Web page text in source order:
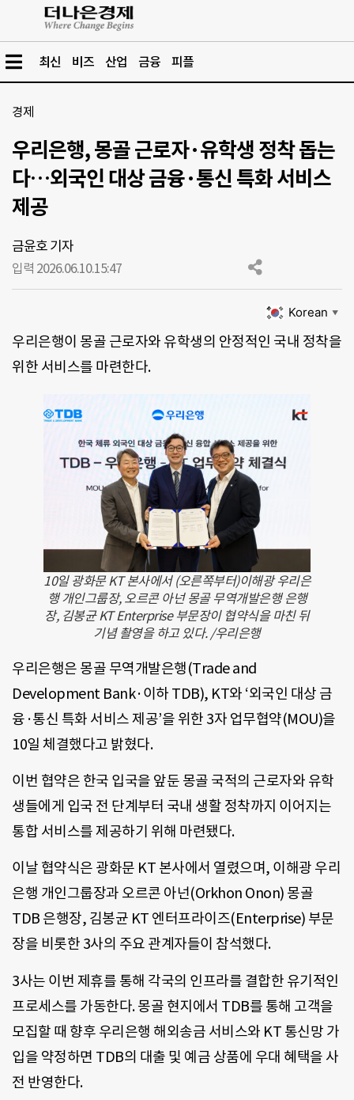
최신 비즈 산업 금융 피플
경제
우리은행, 몽골 근로자·유학생 정착 돕는
다…외국인 대상 금융·통신 특화 서비스
제공
금윤호 기자
입력 2026.06.10.15:47
Korean ▼
우리은행이 몽골 근로자와 유학생의 안정적인 국내 정착을
위한 서비스를 마련한다.
10일 광화문 KT 본사에서 (오른쪽부터)이해광 우리은
행 개인그룹장, 오르콘 아넌 몽골 무역개발은행 은행
장, 김봉균 KT Enterprise 부문장이 협약식을 마친 뒤
기념 촬영을 하고 있다. /우리은행
우리은행은 몽골 무역개발은행(Trade and
Development Bank·이하 TDB), KT와 ‘외국인 대상 금
융·통신 특화 서비스 제공’을 위한 3자 업무협약(MOU)을
10일 체결했다고 밝혔다.
이번 협약은 한국 입국을 앞둔 몽골 국적의 근로자와 유학
생들에게 입국 전 단계부터 국내 생활 정착까지 이어지는
통합 서비스를 제공하기 위해 마련됐다.
이날 협약식은 광화문 KT 본사에서 열렸으며, 이해광 우리
은행 개인그룹장과 오르콘 아넌(Orkhon Onon) 몽골
TDB 은행장, 김봉균 KT 엔터프라이즈(Enterprise) 부문
장을 비롯한 3사의 주요 관계자들이 참석했다.
3사는 이번 제휴를 통해 각국의 인프라를 결합한 유기적인
프로세스를 가동한다. 몽골 현지에서 TDB를 통해 고객을
모집할 때 향후 우리은행 해외송금 서비스와 KT 통신망 가
입을 약정하면 TDB의 대출 및 예금 상품에 우대 혜택을 사
전 반영한다.